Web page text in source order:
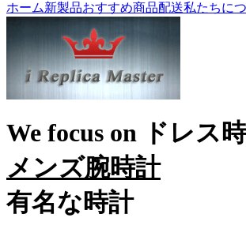
ホーム新製品おすすめ商品配送私たちに
We focus on
ドレス
メンズ腕時計
有名な時計